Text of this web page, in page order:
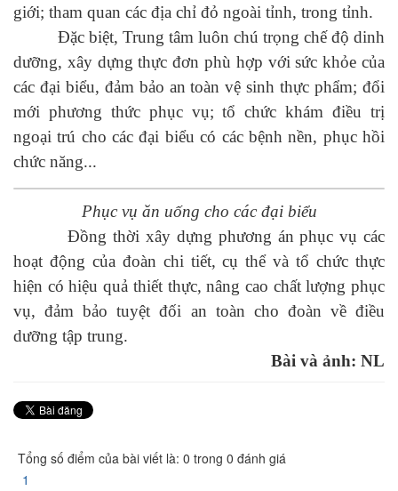
giới; tham quan các địa chỉ đỏ ngoài tỉnh, trong tỉnh.
Đặc biệt, Trung tâm luôn chú trọng chế độ dinh
dưỡng, xây dựng thực đơn phù hợp với sức khỏe của
các đại biểu, đảm bảo an toàn vệ sinh thực phẩm; đổi
mới phương thức phục vụ; tổ chức khám điều trị
ngoại trú cho các đại biểu có các bệnh nền, phục hồi
chức năng...
Phục vụ ăn uống cho các đại biểu
Đồng thời xây dựng phương án phục vụ các
hoạt động của đoàn chi tiết, cụ thể và tổ chức thực
hiện có hiệu quả thiết thực, nâng cao chất lượng phục
vụ, đảm bảo tuyệt đối an toàn cho đoàn về điều
dưỡng tập trung.
Bài và ảnh: NL
Tổng số điểm của bài viết là: 0 trong 0 đánh giá
1